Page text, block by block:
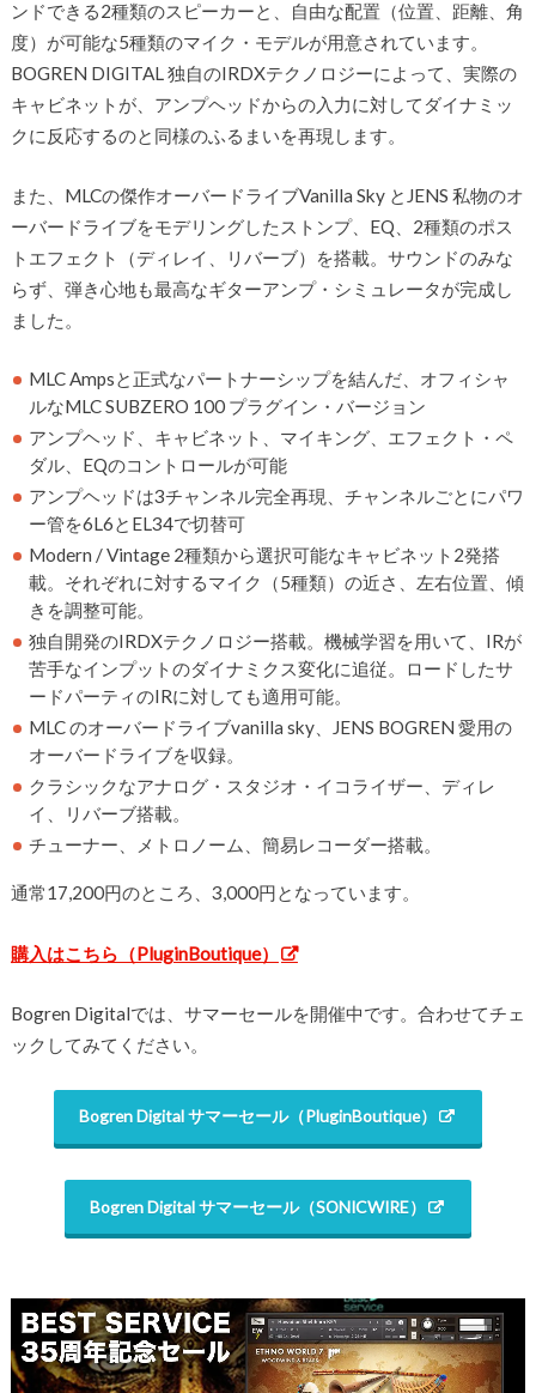
ンドできる2種類のスピーカーと、自由な配置（位置、距離、角
度）が可能な5種類のマイク・モデルが用意されています。
BOGREN DIGITAL 独自のIRDXテクノロジーによって、実際の
キャビネットが、アンプヘッドからの入力に対してダイナミッ
クに反応するのと同様のふるまいを再現します。
また、MLCの傑作オーバードライブVanilla Sky とJENS 私物のオ
ーバードライブをモデリングしたストンプ、EQ、2種類のポス
トエフェクト（ディレイ、リバーブ）を搭載。サウンドのみな
らず、弾き心地も最高なギターアンプ・シミュレータが完成し
ました。
MLC Ampsと正式なパートナーシップを結んだ、オフィシャ
ルなMLC SUBZERO 100 プラグイン・バージョン
アンプヘッド、キャビネット、マイキング、エフェクト・ペ
ダル、EQのコントロールが可能
アンプヘッドは3チャンネル完全再現、チャンネルごとにパワ
ー管を6L6とEL34で切替可
Modern / Vintage 2種類から選択可能なキャビネット2発搭
載。それぞれに対するマイク（5種類）の近さ、左右位置、傾
きを調整可能。
独自開発のIRDXテクノロジー搭載。機械学習を用いて、IRが
苦手なインプットのダイナミクス変化に追従。ロードしたサ
ードパーティのIRに対しても適用可能。
MLC のオーバードライブvanilla sky、JENS BOGREN 愛用の
オーバードライブを収録。
クラシックなアナログ・スタジオ・イコライザー、ディレ
イ、リバーブ搭載。
チューナー、メトロノーム、簡易レコーダー搭載。
通常17,200円のところ、3,000円となっています。
購入はこちら（PluginBoutique）
Bogren Digitalでは、サマーセールを開催中です。合わせてチェ
ックしてみてください。
Bogren Digital サマーセール（PluginBoutique）
Bogren Digital サマーセール（SONICWIRE）